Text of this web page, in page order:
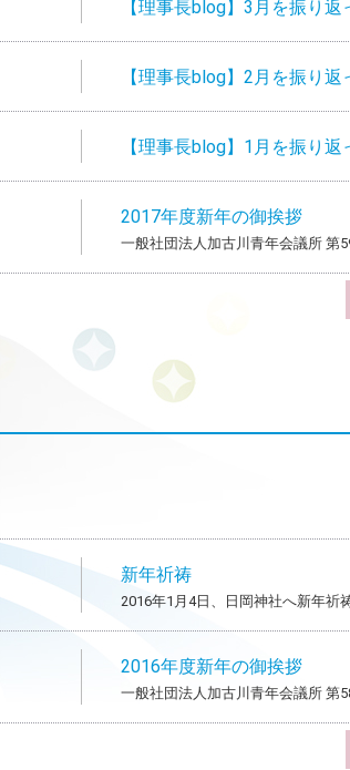
【理事長blog】3月を振り返
【理事長blog】2月を振り返
【理事長blog】1月を振り返
2017年度新年の御挨拶
一般社団法人加古川青年会議所 第
新年祈祷
2016年1月4日、日岡神社へ新年祈
2016年度新年の御挨拶
一般社団法人加古川青年会議所 第